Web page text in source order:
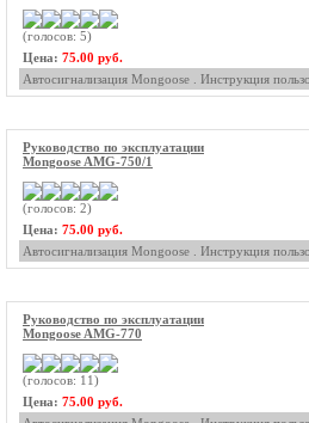
(голосов: 5)
Цена: 75.00 руб.
Автосигнализация Mongoose . Инструкция
Руководство по эксплуатации
Mongoose AMG-750/1
(голосов: 2)
Цена: 75.00 руб.
Автосигнализация Mongoose . Инструкция
Руководство по эксплуатации
Mongoose AMG-770
(голосов: 11)
Цена: 75.00 руб.